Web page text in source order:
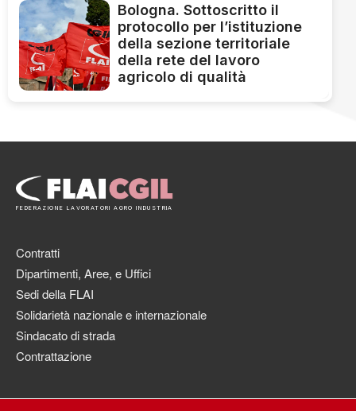
Bologna. Sottoscritto il
protocollo per l’istituzione
della sezione territoriale
della rete del lavoro
agricolo di qualità
FEDERAZIONE LAVORATORI AGRO INDUSTRIA
Contratti
Dipartimenti, Aree, e Uffici
Sedi della FLAI
Solidarietà nazionale e internazionale
Sindacato di strada
Contrattazione